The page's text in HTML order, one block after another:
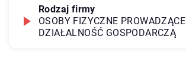
Rodzaj firmy
OSOBY FIZYCZNE PROWADZĄCE
DZIAŁALNOŚĆ GOSPODARCZĄ